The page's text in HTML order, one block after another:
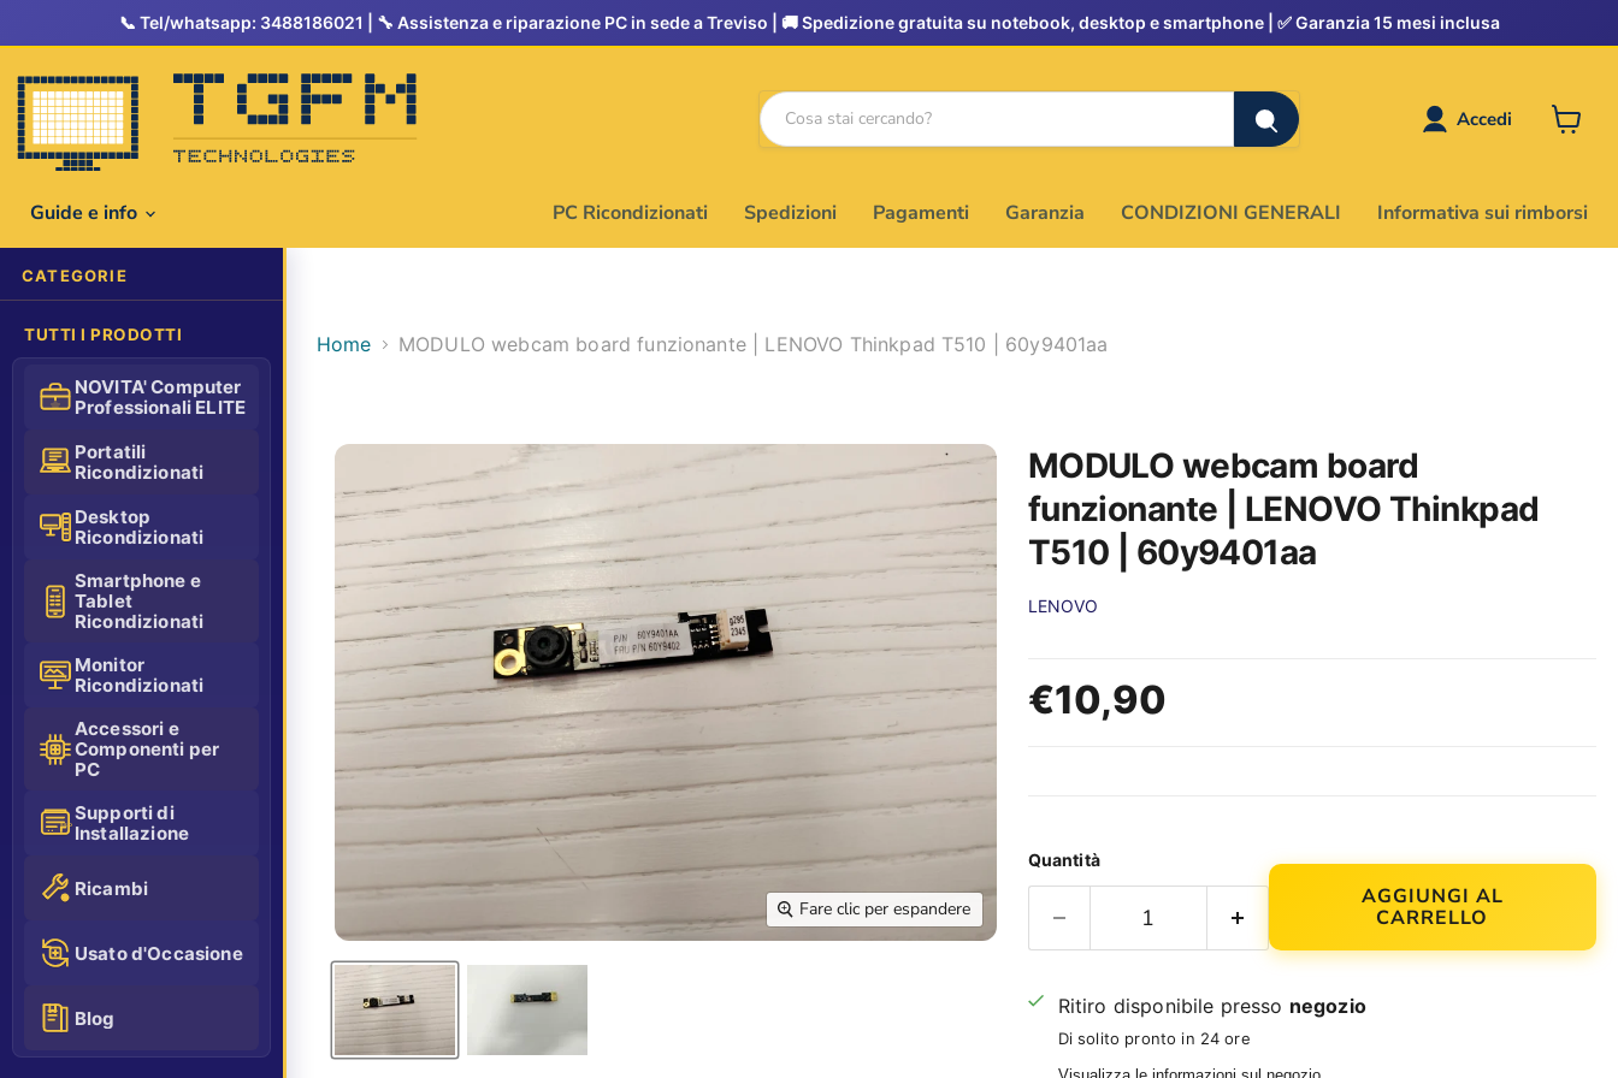
Tel/whatsapp: 3488186021
Accedi
Guide e info PC Ricondizionati Spedizioni Pagamenti Garanzia CONDIZIONI GENERALI Informativa sui rimborsi
CATEGORIE
TUTTI I PRODOTTI
NOVITA' Computer
Professionali ELITE
Portatili
Ricondizionati
Desktop
Ricondizionati
Smartphone e
Tablet
Ricondizionati
Monitor
Ricondizionati
Accessori e
Componenti per
PC
SSD
Supporti di
Installazione
Ricambi
Usato d'Occasione
Blog
Home MODULO webcam board funzionante | LENOVO Thinkpad T510 | 60y9401aa
Fare clic per espandere
MODULO webcam board
funzionante | LENOVO Thinkpad
T510 | 60y9401aa
LENOVO
Prezzo attuale
€10,90
Quantità
AGGIUNGI AL
CARRELLO
Ritiro disponibile presso negozio
Di solito pronto in 24 ore